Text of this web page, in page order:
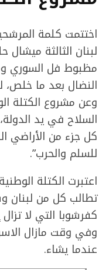
اختتمت كلمة
لبنان الثالثة ميشال
مظبوط فل السوري
النضال بعد ما خلص،
وعن مشروع الكتلة
السلاح في يد
كل جزء من الأراضي
للسلم والحرب”.
اعتبرت الكتلة
تطالب كل من لبنان
كفرشوبا التي لا
وفي وقت مازال
عندما يشاء.